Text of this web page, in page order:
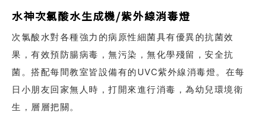
水神次氯酸水生成機/紫外線消毒燈
次氯酸水對各種強力的病原性細菌具有優異的抗菌效
果，有效預防腸病毒，無污染，無化學殘留，安全抗
菌。搭配每間教室皆設備有的UVC紫外線消毒燈。在每
日小朋友回家無人時，打開來進行消毒，為幼兒環境衛
生，層層把關。